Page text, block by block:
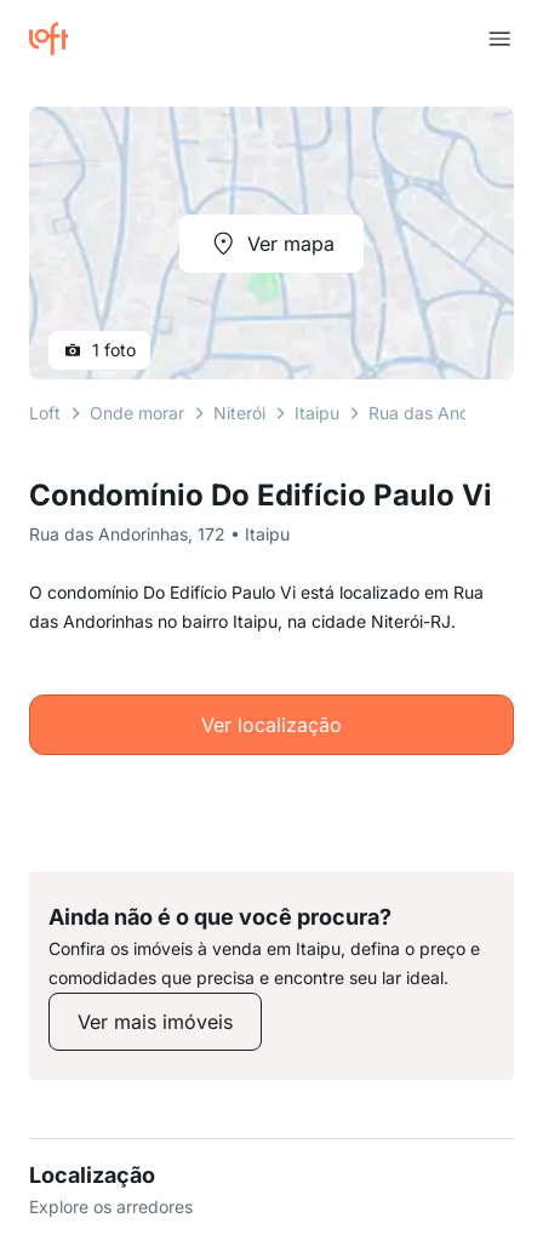
Condomínio Do Edifício Paulo Vi
Rua das Andorinhas, 172 • Itaipu
O condomínio Do Edifício Paulo Vi está localizado em Rua
das Andorinhas no bairro Itaipu, na cidade Niterói-RJ.
Ver localização
Ver mapa
1 foto
Loft Onde morar Niterói Itaipu Rua das Andorinhas
Ainda não é o que você procura?
Confira os imóveis à venda em Itaipu, defina o preço e
comodidades que precisa e encontre seu lar ideal.
Ver mais imóveis
Localização
Explore os arredores